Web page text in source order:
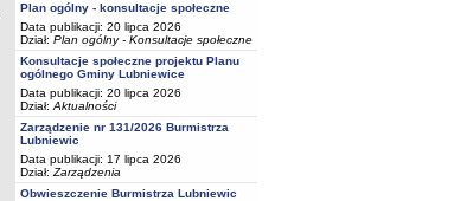
Plan ogólny - konsultacje społeczne
Data publikacji: 20 lipca 2026
Dział: Plan ogólny - Konsultacje społeczne
Konsultacje społeczne projektu Planu
ogólnego Gminy Lubniewice
Data publikacji: 20 lipca 2026
Dział: Aktualności
Zarządzenie nr 131/2026 Burmistrza
Lubniewic
Data publikacji: 17 lipca 2026
Dział: Zarządzenia
Obwieszczenie Burmistrza Lubniewic